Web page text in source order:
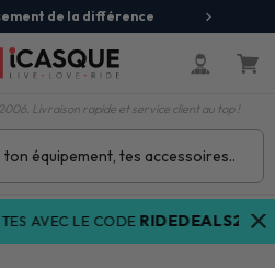
de la différence
Livraison rapide et service client au top !
AVEC LE CODERIDEDEALS26